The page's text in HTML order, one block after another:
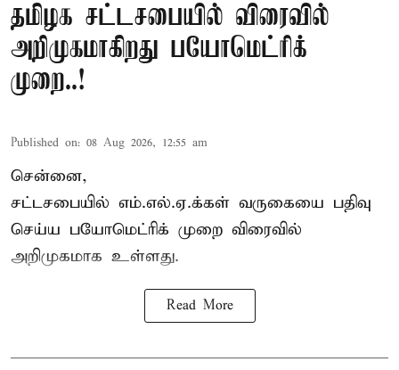
தமிழக சட்டசபையில் விரைவில்
அறிமுகமாகிறது பயோமெட்ரிக்
முறை..!
Published on: 08 Aug 2026, 12:55 am
சென்னை,
சட்டசபையில் எம்.எல்.ஏ.க்கள் வருகையை பதிவு
செய்ய பயோமெட்ரிக் முறை விரைவில்
அறிமுகமாக உள்ளது.
Read More